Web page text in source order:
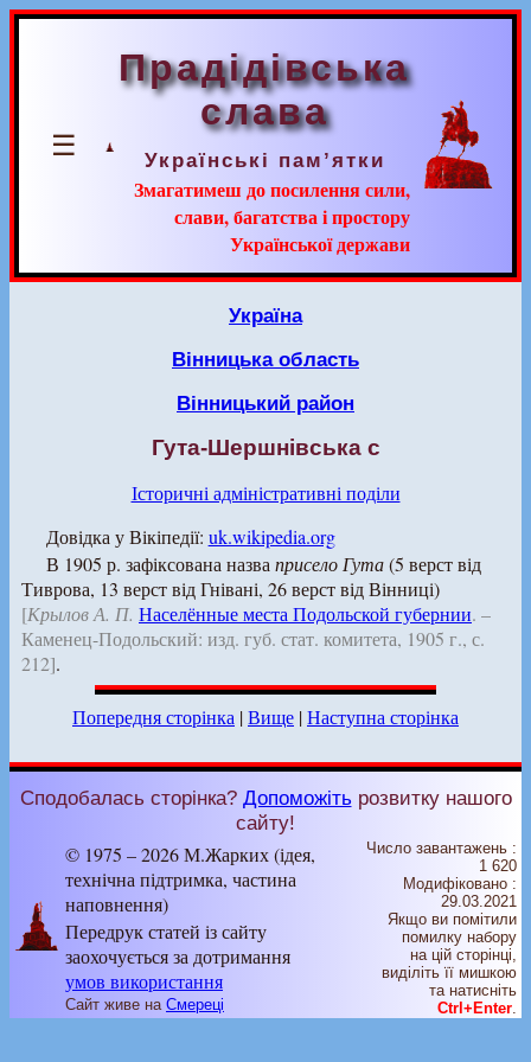
☰
Прадідівська
слава
Українські пам’ятки
Змагатимеш до посилення сили,
слави, багатства і простору
Української держави
Україна
Вінницька область
Вінницький район
Гута-Шершнівська с
Історичні адміністративні поділи
Довідка у Вікіпедії: uk.wikipedia.org
В 1905 р. зафіксована назва присело Гута(5 верст від
Тиврова, 13 верст від Гнівані, 26 верст від Вінниці)
[Крылов А. П. Населённые места Подольской губернии. –
Каменец-Подольский: изд. губ. стат. комитета, 1905 г., с.
212].
Попередня сторінка |Вище |Наступна сторінка
Сподобалась сторінка? Допоможітьрозвитку нашого
сайту!
© 1975 – 2026 М.Жарких (ідея,
технічна підтримка, частина
наповнення)
Передрук статей із сайту
заохочується за дотримання
умов використання
Сайт живе на Смереці
Число завантажень :
1 620
Модифіковано :
29.03.2021
Якщо ви помітили
помилку набору
на цiй сторiнцi,
видiлiть її мишкою
та натисніть
Ctrl+Enter.